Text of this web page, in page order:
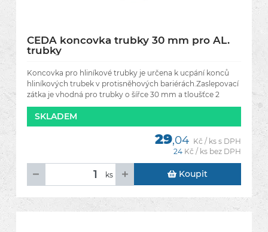
CEDA koncovka trubky 30 mm pro AL.
trubky
Koncovka pro hliníkové trubky je určena k ucpání konců
hliníkových trubek v protisněhových bariérách.Zaslepovací
zátka je vhodná pro trubky o šířce 30 mm a tloušťce 2
mm.Na
SKLADEM
29,04 Kč / ks s DPH
24 Kč / ks bez DPH
ks Koupit